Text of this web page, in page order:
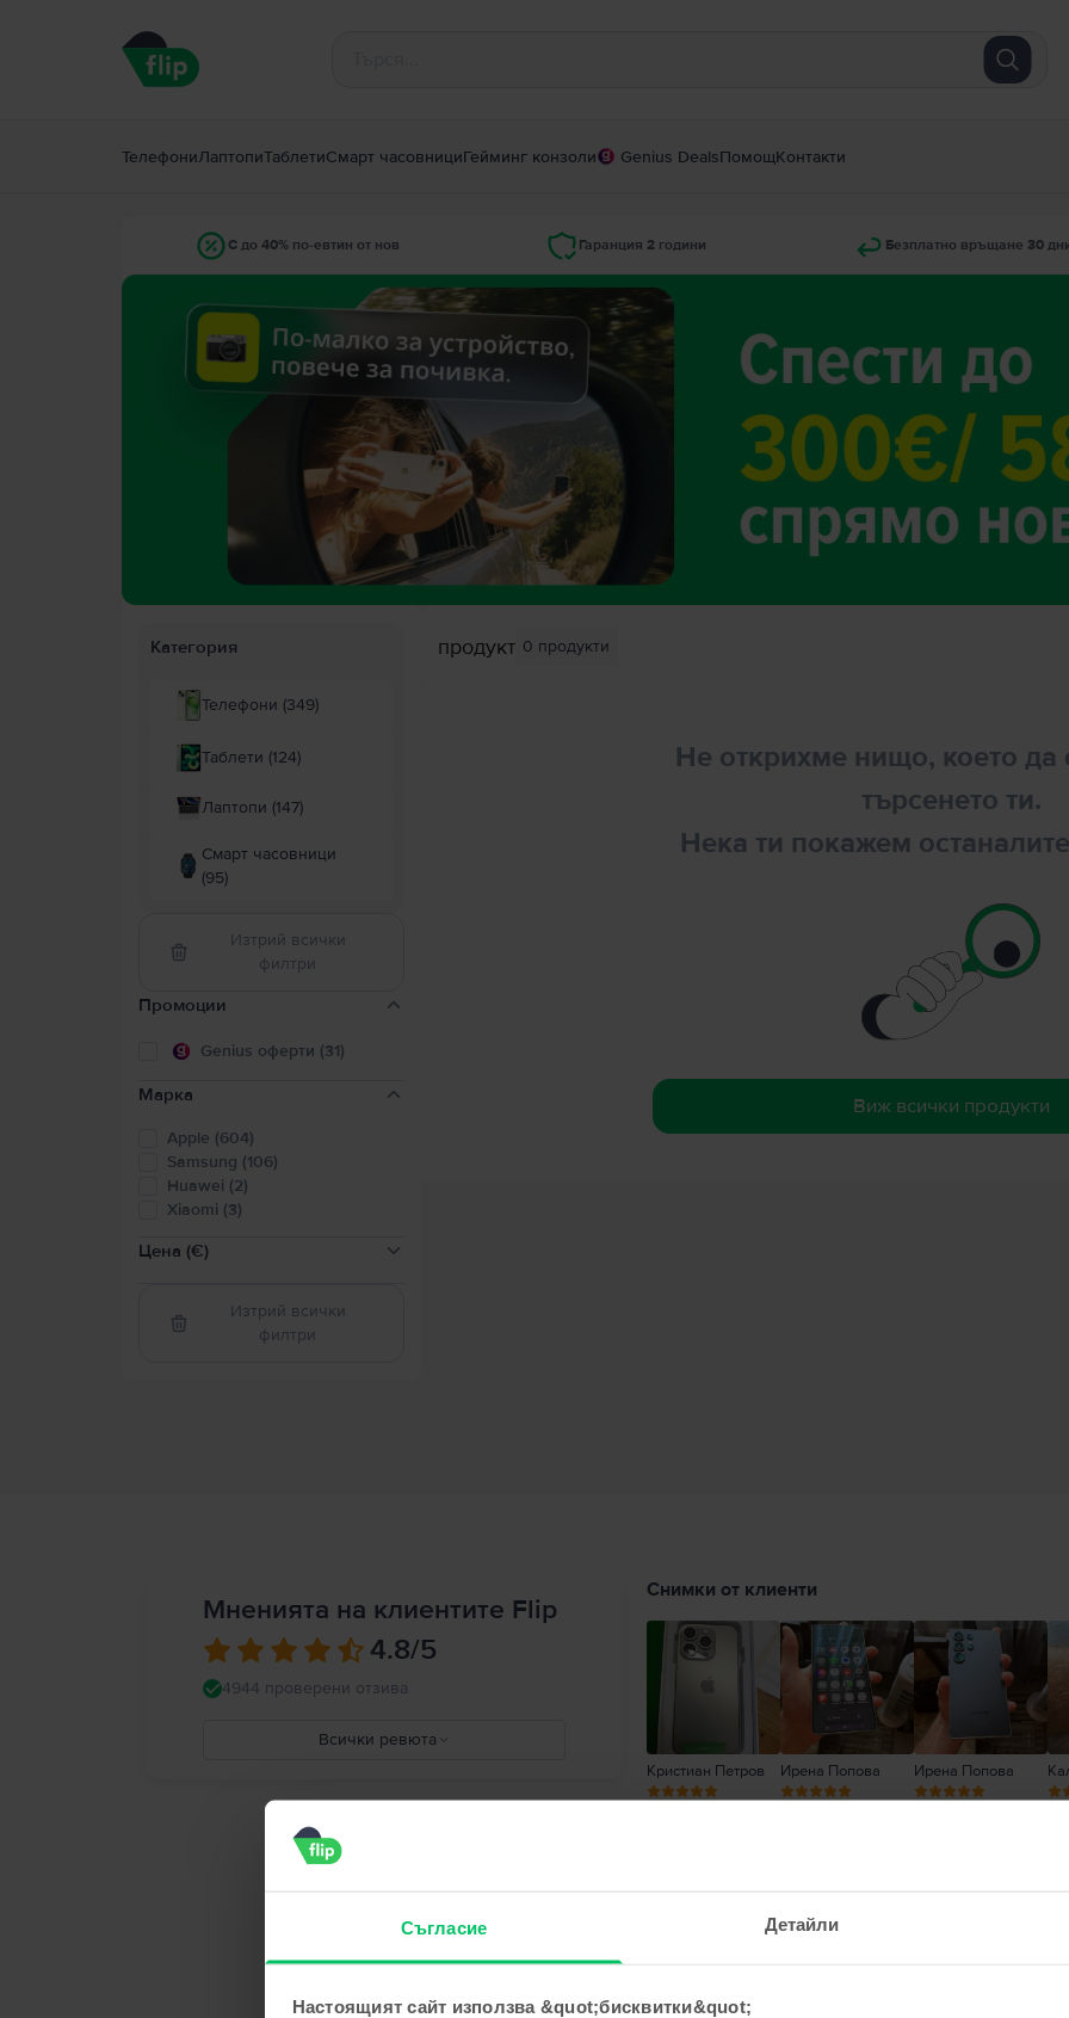
Съгласие Детайли
Настоящият сайт използва &quot;бисквитки&quot;
ТелефониЛаптопиТаблетиСмарт часовнициГейминг конзоли Genius DealsПомощКонтакти
С до 40% по-евтин от нов Гаранция 2 години Безплатно връщане 30
Категория
Телефони (349)
Таблети (124)
Лаптопи (147)
Смарт часовници
(95)
Изтрий всички
филтри
Промоции
Genius оферти (31)
Марка
Apple (604)
Samsung (106)
Huawei (2)
Xiaomi (3)
Цена (€)
Изтрий всички
филтри
продукт 0 продукти
Не открихме нищо, което да
търсенето ти.
Нека ти покажем
Виж всички продукти
Мненията на клиентите Flip
4.8/5
4944 проверени отзива
Всички ревюта
4
Снимки от клиенти
Кристиан Петров Ирена Попова Ирена Попова